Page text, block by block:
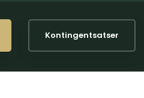
Kontingentsatser